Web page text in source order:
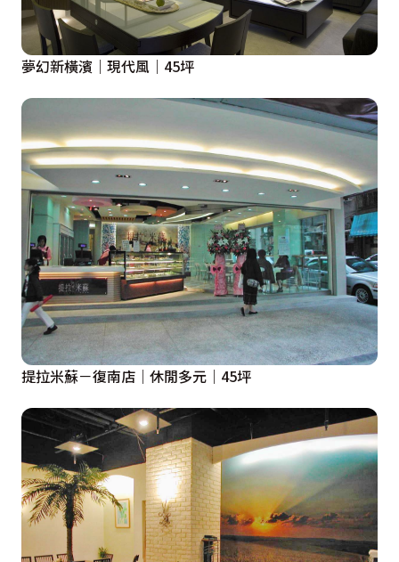
夢幻新橫濱｜現代風｜45坪
提拉米蘇－復南店｜休閒多元｜45坪